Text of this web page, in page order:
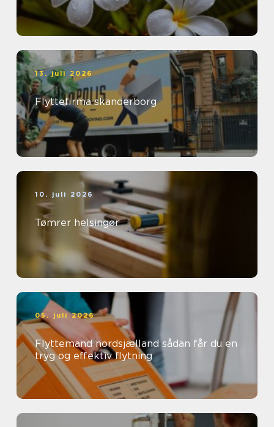
13. juli 2026
Flyttefirma skanderborg
10. juli 2026
Tømrer helsingør
05. juli 2026
Flyttemand nordsjælland sådan får du en
tryg og effektiv flytning